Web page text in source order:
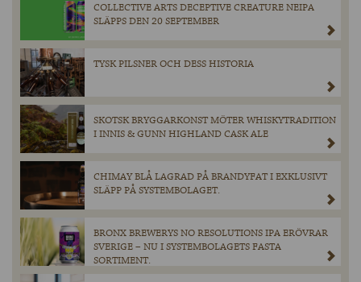
COLLECTIVE ARTS DECEPTIVE CREATURE NEIPA
SLÄPPS DEN 20 SEPTEMBER
TYSK PILSNER OCH DESS HISTORIA
SKOTSK BRYGGARKONST MÖTER WHISKYTRADITION
I INNIS & GUNN HIGHLAND CASK ALE
CHIMAY BLÅ LAGRAD PÅ BRANDYFAT I EXKLUSIVT
SLÄPP PÅ SYSTEMBOLAGET.
BRONX BREWERYS NO RESOLUTIONS IPA ERÖVRAR
SVERIGE – NU I SYSTEMBOLAGETS FASTA
SORTIMENT.